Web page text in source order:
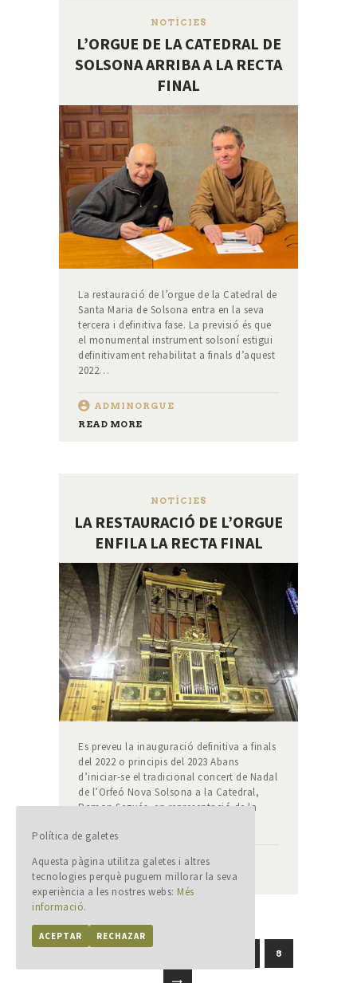
NOTÍCIES
L’ORGUE DE LA CATEDRAL DE
SOLSONA ARRIBA A LA RECTA
FINAL
La restauració de l’orgue de la Catedral de
Santa Maria de Solsona entra en la seva
tercera i definitiva fase. La previsió és que
el monumental instrument solsoní estigui
definitivament rehabilitat a finals d’aquest
2022…
ADMINORGUE
READ MORE
NOTÍCIES
LA RESTAURACIÓ DE L’ORGUE
ENFILA LA RECTA FINAL
Es preveu la inauguració definitiva a finals
del 2022 o principis del 2023 Abans
d’iniciar-se el tradicional concert de Nadal
de l’Orfeó Nova Solsona a la Catedral,
Ramon Segués, en representació de la
ADMINORGUE
READ MORE
NAVEGACIÓ
D'ENTRADES
PAGE
8
Política de galetes
Aquesta pàgina utilitza galetes i altres
tecnologies perquè puguem millorar la seva
experiència a les nostres webs: Més
informació.
ACEPTAR RECHAZAR